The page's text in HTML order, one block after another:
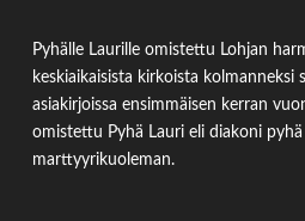
Pyhälle Laurille omistettu Lohjan
keskiaikaisista kirkoista kolmanneksi
asiakirjoissa ensimmäisen kerran
omistettu Pyhä Lauri eli diakoni
marttyyrikuoleman.